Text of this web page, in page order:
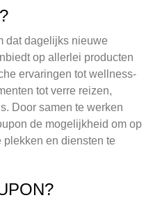
dat dagelijks nieuwe
op allerlei producten
ervaringen tot wellness-
tot verre reizen,
Door samen te werken
de mogelijkheid om op
en diensten te